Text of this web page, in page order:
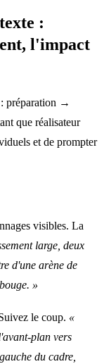
:
l'impact
: préparation →
que réalisateur
et de prompter
visibles. La
large, deux
d'une arène de
»
le coup. «
plan vers
du cadre,